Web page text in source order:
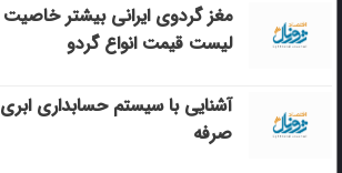
مغز گردوی ایرانی بیشتر خاصیت
لیست قیمت انواع گردو
آشنایی با سیستم حسابداری
صرفه